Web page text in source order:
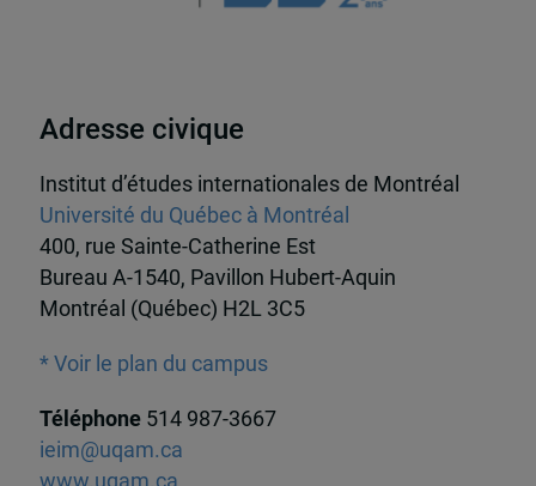
Adresse civique
Institut d’études internationales de Montréal
Université du Québec à Montréal
400, rue Sainte-Catherine Est
Bureau A-1540, Pavillon Hubert-Aquin
Montréal (Québec) H2L 3C5
* Voir le plan du campus
Téléphone 514 987-3667
ieim@uqam.ca
www.uqam.ca